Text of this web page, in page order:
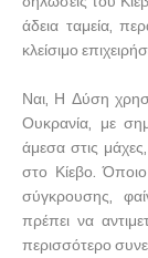
άδεια ταμεία,
κλείσιμο
Ναι, Η Δύση
Ουκρανία, με
άμεσα στις
στο Κίεβο.
σύγκρουσης,
πρέπει να
περισσότερο